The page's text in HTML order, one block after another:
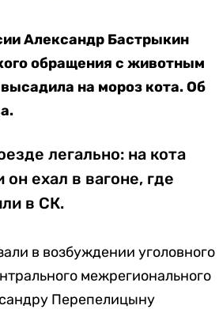
Александр Бастрыкин
обращения с животным
на мороз кота. Об
легально: на кота
ехал в вагоне, где
в СК.
в возбуждении уголовного
межрегионального
Перепелицыну